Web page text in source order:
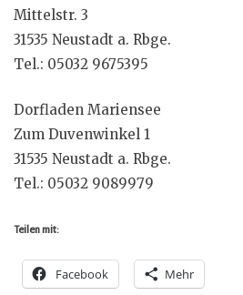
Mittelstr. 3
31535 Neustadt a. Rbge.
Tel.: 05032 9675395
Dorfladen Mariensee
Zum Duvenwinkel 1
31535 Neustadt a. Rbge.
Tel.: 05032 9089979
Teilen mit:
Facebook Mehr